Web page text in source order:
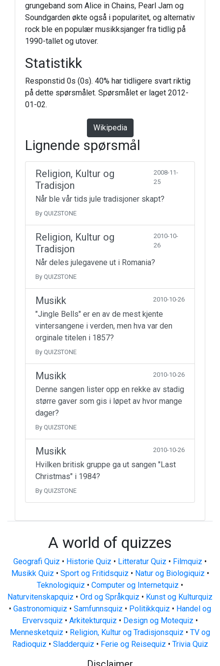
grungeband som Alice in Chains, Pearl Jam og
Soundgarden økte også i popularitet, og alternativ
rock ble en populær musikksjanger fra tidlig på
1990-tallet og utover.
Statistikk
Responstid 0s (0s). 40% har tidligere svart riktig
på dette spørsmålet. Spørsmålet er laget 2012-
01-02.
Wikipedia
Lignende spørsmål
Religion, Kultur og
Tradisjon
2008-11-
25
Når ble vår tids jule tradisjoner skapt?
By QUIZSTONE
Religion, Kultur og
Tradisjon
2010-10-
26
Når deles julegavene ut i Romania?
By QUIZSTONE
Musikk 2010-10-26
"Jingle Bells" er en av de mest kjente
vintersangene i verden, men hva var den
orginale titelen i 1857?
By QUIZSTONE
Musikk 2010-10-26
Denne sangen lister opp en rekke av stadig
større gaver som gis i løpet av hvor mange
dager?
By QUIZSTONE
Musikk 2010-10-26
Hvilken britisk gruppe ga ut sangen "Last
Christmas" i 1984?
By QUIZSTONE
A world of quizzes
Geografi Quiz • Historie Quiz • Litteratur Quiz • Filmquiz •
Musikk Quiz • Sport og Fritidsquiz • Natur og Biologiquiz •
Teknologiquiz • Computer og Internetquiz •
Naturvitenskapquiz • Ord og Språkquiz • Kunst og Kulturquiz
• Gastronomiquiz • Samfunnsquiz • Politikkquiz • Handel og
Ervervsquiz • Arkitekturquiz • Design og Motequiz •
Mennesketquiz • Religion, Kultur og Tradisjonsquiz • TV og
Radioquiz • Sladderquiz • Ferie og Reisequiz • Trivia Quiz